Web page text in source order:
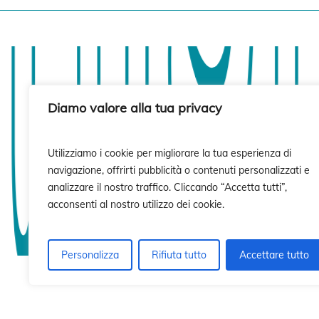
Diamo valore alla tua privacy
Utilizziamo i cookie per migliorare la tua esperienza di
navigazione, offrirti pubblicità o contenuti personalizzati e
analizzare il nostro traffico. Cliccando “Accetta tutti”,
acconsenti al nostro utilizzo dei cookie.
Personalizza Rifiuta tutto Accettare tutto